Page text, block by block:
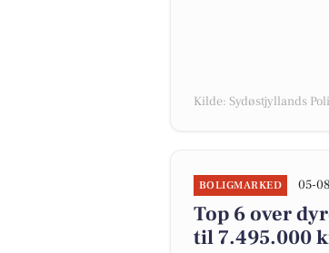
Kilde: Sydøstjyllands
BOLIGMARKED 05-
Top 6 over
til 7.495.000